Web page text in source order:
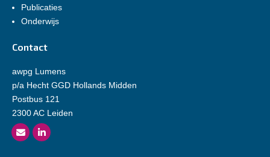
Publicaties
Onderwijs
Contact
awpg Lumens
p/a Hecht GGD Hollands Midden
Postbus 121
2300 AC Leiden